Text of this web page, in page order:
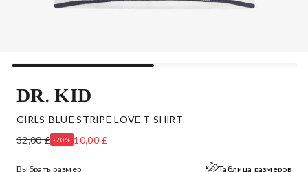
DR. KID
GIRLS BLUE STRIPE LOVE T-SHIRT
32,00 £ -70% 10,00 £
Выбрать размер Таблица размеров